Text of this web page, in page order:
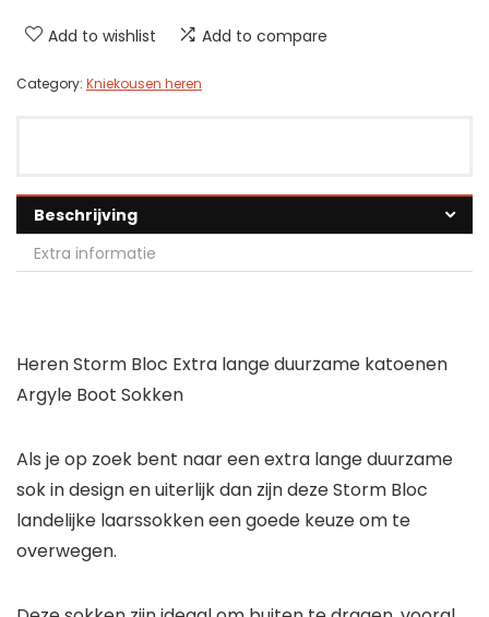
Add to wishlist Add to compare
Category: Kniekousen heren
Beschrijving
Extra informatie
Heren Storm Bloc Extra lange duurzame katoenen
Argyle Boot Sokken
Als je op zoek bent naar een extra lange duurzame
sok in design en uiterlijk dan zijn deze Storm Bloc
landelijke laarssokken een goede keuze om te
overwegen.